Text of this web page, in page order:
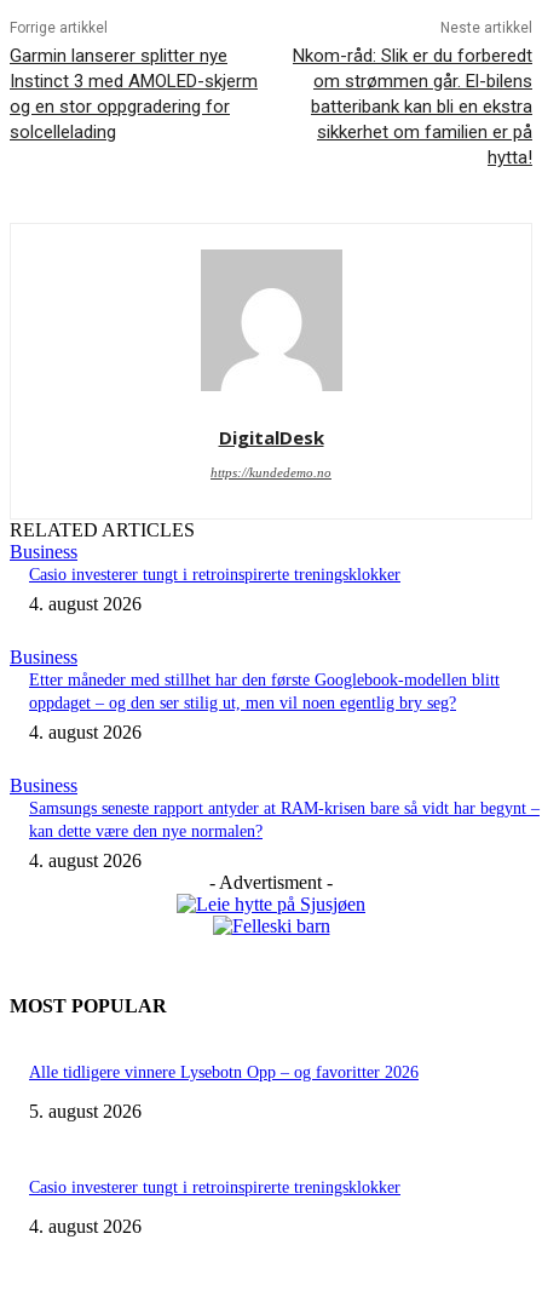
Forrige artikkel
Garmin lanserer splitter nye
Instinct 3 med AMOLED-skjerm
og en stor oppgradering for
solcellelading
Neste artikkel
Nkom-råd: Slik er du forberedt
om strømmen går. El-bilens
batteribank kan bli en ekstra
sikkerhet om familien er på
hytta!
DigitalDesk
https://kundedemo.no
RELATED ARTICLES
Business
Casio investerer tungt i retroinspirerte treningsklokker
4. august 2026
Business
Etter måneder med stillhet har den første Googlebook-modellen blitt
oppdaget – og den ser stilig ut, men vil noen egentlig bry seg?
4. august 2026
Business
Samsungs seneste rapport antyder at RAM-krisen bare så vidt har begynt –
kan dette være den nye normalen?
4. august 2026
- Advertisment -
MOST POPULAR
Alle tidligere vinnere Lysebotn Opp – og favoritter 2026
5. august 2026
Casio investerer tungt i retroinspirerte treningsklokker
4. august 2026